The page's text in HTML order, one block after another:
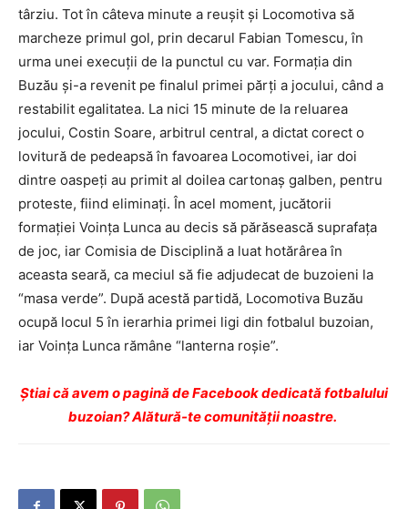
târziu. Tot în câteva minute a reuşit şi Locomotiva să
marcheze primul gol, prin decarul Fabian Tomescu, în
urma unei execuţii de la punctul cu var. Formaţia din
Buzău şi-a revenit pe finalul primei părţi a jocului, când a
restabilit egalitatea. La nici 15 minute de la reluarea
jocului, Costin Soare, arbitrul central, a dictat corect o
lovitură de pedeapsă în favoarea Locomotivei, iar doi
dintre oaspeţi au primit al doilea cartonaş galben, pentru
proteste, fiind eliminaţi. În acel moment, jucătorii
formaţiei Voinţa Lunca au decis să părăsească suprafaţa
de joc, iar Comisia de Disciplină a luat hotărârea în
aceasta seară, ca meciul să fie adjudecat de buzoieni la
“masa verde”. După acestă partidă, Locomotiva Buzău
ocupă locul 5 în ierarhia primei ligi din fotbalul buzoian,
iar Voinţa Lunca rămâne “lanterna roşie”.
Ştiai că avem o pagină de Facebook dedicată fotbalului
buzoian? Alătură-te comunității noastre.